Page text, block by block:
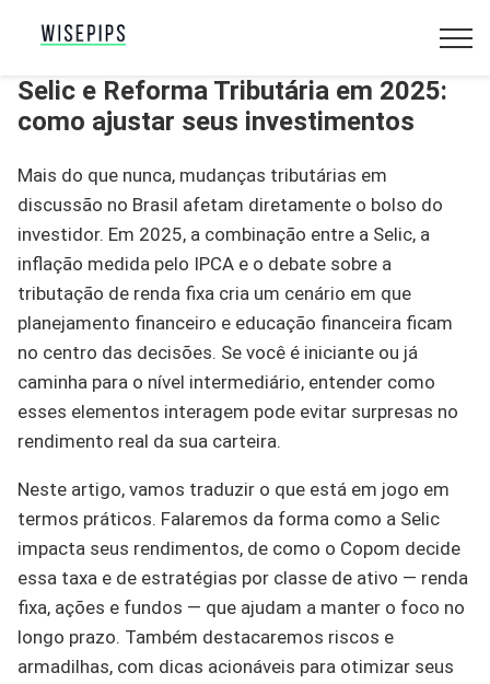
Selic e Reforma Tributária em 2025:
como ajustar seus investimentos
Mais do que nunca, mudanças tributárias em
discussão no Brasil afetam diretamente o bolso do
investidor. Em 2025, a combinação entre a Selic, a
inflação medida pelo IPCA e o debate sobre a
tributação de renda fixa cria um cenário em que
planejamento financeiro e educação financeira ficam
no centro das decisões. Se você é iniciante ou já
caminha para o nível intermediário, entender como
esses elementos interagem pode evitar surpresas no
rendimento real da sua carteira.
Neste artigo, vamos traduzir o que está em jogo em
termos práticos. Falaremos da forma como a Selic
impacta seus rendimentos, de como o Copom decide
essa taxa e de estratégias por classe de ativo — renda
fixa, ações e fundos — que ajudam a manter o foco no
longo prazo. Também destacaremos riscos e
armadilhas, com dicas acionáveis para otimizar seus